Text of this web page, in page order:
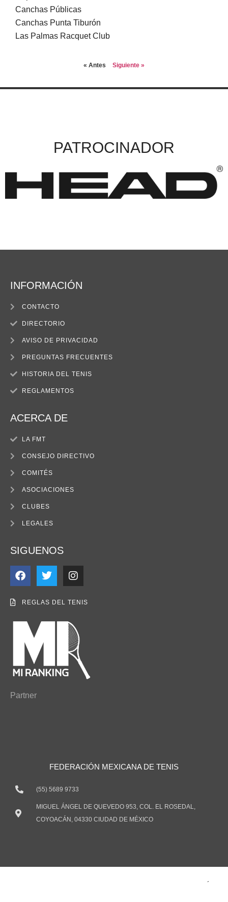
Canchas Públicas
Canchas Punta Tiburón
Las Palmas Racquet Club
« Antes Siguiente »
PATROCINADOR
INFORMACIÓN
CONTACTO
DIRECTORIO
AVISO DE PRIVACIDAD
PREGUNTAS FRECUENTES
HISTORIA DEL TENIS
REGLAMENTOS
ACERCA DE
LA FMT
CONSEJO DIRECTIVO
COMITÉS
ASOCIACIONES
CLUBES
LEGALES
SIGUENOS
REGLAS DEL TENIS
Partner
FEDERACIÓN MEXICANA DE TENIS
(55) 5689 9733
MIGUEL ÁNGEL DE QUEVEDO 953, COL. EL ROSEDAL,
COYOACÁN, 04330 CIUDAD DE MÉXICO